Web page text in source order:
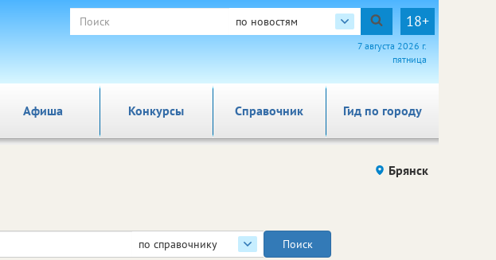
по новостям 18+
7 августа 2026 г.
пятница
Афиша Справочник Гид по городу
Конкурсы
Брянск
по справочнику